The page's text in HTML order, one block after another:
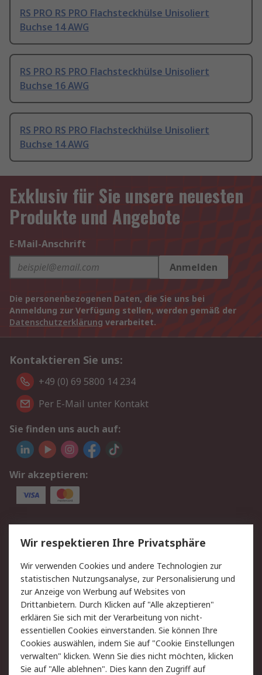
RS PRO RS PRO Flachsteckhülse Unisoliert
Buchse 14 AWG
RS PRO RS PRO Flachsteckhülse Unisoliert
Buchse 16 AWG
RS PRO RS PRO Flachsteckhülse Unisoliert
Buchse 14 AWG
Exklusiv für Sie unsere neuesten
Produkte und Angebote
E-Mail-Anschrift
Anmelden
Die personenbezogenen Daten, die Sie uns bei
Anmeldung zur Verfügung stellen, werden gemäß der
Datenschutzerklärung verarbeitet.
Kontaktieren Sie uns:
+49 (0) 69 5800 14 234
Per E-Mail unter Kontakt
Sie finden uns auch auf:
Wir akzeptieren:
Service
Value Added Services
Lieferlösungen
Rücksendungen
Kontakt
Hilfe
Privatkunden
Rechtliches
AGB
Datenschutz
Cookie-Richtlinie
Zahlungsbedingungen
Copyright/Impressum
Entsorgung
Wir respektieren Ihre Privatsphäre
Wir verwenden Cookies und andere Technologien zur
statistischen Nutzungsanalyse, zur Personalisierung und
zur Anzeige von Werbung auf Websites von
Drittanbietern. Durch Klicken auf "Alle akzeptieren"
erklären Sie sich mit der Verarbeitung von nicht-
essentiellen Cookies einverstanden. Sie können Ihre
Cookies auswählen, indem Sie auf "Cookie Einstellungen
verwalten" klicken. Wenn Sie dies nicht möchten, klicken
Sie auf "Alle ablehnen". Dies kann den Zugriff auf